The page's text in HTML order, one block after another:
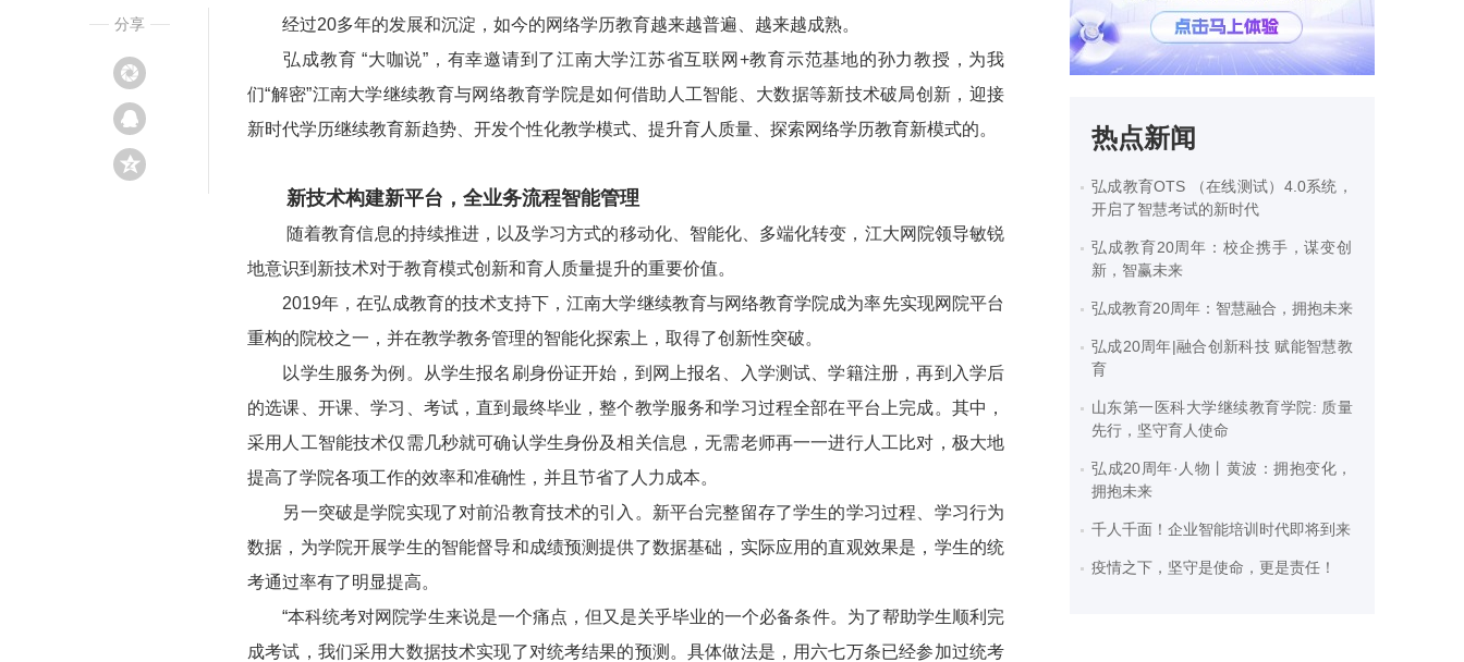
经过20多年的发展和沉淀，如今的网络学历教育越来越普遍、越来越成熟。
弘成教育 “大咖说”，有幸邀请到了江南大学江苏省互联网+教育示范基地的孙力教授，为我
们“解密”江南大学继续教育与网络教育学院是如何借助人工智能、大数据等新技术破局创新，迎接
新时代学历继续教育新趋势、开发个性化教学模式、提升育人质量、探索网络学历教育新模式的。
新技术构建新平台，全业务流程智能管理
随着教育信息的持续推进，以及学习方式的移动化、智能化、多端化转变，江大网院领导敏锐
地意识到新技术对于教育模式创新和育人质量提升的重要价值。
2019年，在弘成教育的技术支持下，江南大学继续教育与网络教育学院成为率先实现网院平台
重构的院校之一，并在教学教务管理的智能化探索上，取得了创新性突破。
以学生服务为例。从学生报名刷身份证开始，到网上报名、入学测试、学籍注册，再到入学后
的选课、开课、学习、考试，直到最终毕业，整个教学服务和学习过程全部在平台上完成。其中，
采用人工智能技术仅需几秒就可确认学生身份及相关信息，无需老师再一一进行人工比对，极大地
提高了学院各项工作的效率和准确性，并且节省了人力成本。
另一突破是学院实现了对前沿教育技术的引入。新平台完整留存了学生的学习过程、学习行为
数据，为学院开展学生的智能督导和成绩预测提供了数据基础，实际应用的直观效果是，学生的统
考通过率有了明显提高。
“本科统考对网院学生来说是一个痛点，但又是关乎毕业的一个必备条件。为了帮助学生顺利完
成考试，我们采用大数据技术实现了对统考结果的预测。具体做法是，用六七万条已经参加过统考
分享
热点新闻
弘成教育OTS （在线测试）4.0系统，
开启了智慧考试的新时代
弘成教育20周年：校企携手，谋变创
新，智赢未来
弘成教育20周年：智慧融合，拥抱未来
弘成20周年|融合创新科技 赋能智慧教
育
山东第一医科大学继续教育学院: 质量
先行，坚守育人使命
弘成20周年·人物丨黄波：拥抱变化，
拥抱未来
千人千面！企业智能培训时代即将到来
疫情之下，坚守是使命，更是责任！